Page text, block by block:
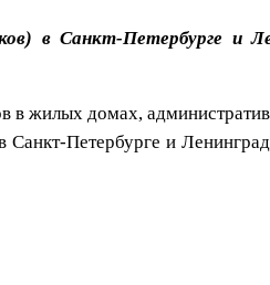
в Санкт-Петербурге и
в жилых домах,
Петербурге и